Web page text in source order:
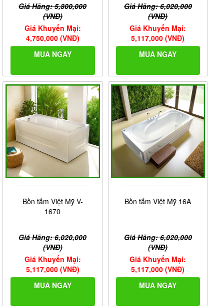
Giá Hãng: 5,800,000
(VNĐ)
Giá Khuyến Mại:
4,750,000 (VNĐ)
MUA NGAY
Giá Hãng: 6,020,000
(VNĐ)
Giá Khuyến Mại:
5,117,000 (VNĐ)
MUA NGAY
Bồn tắm Việt Mỹ V-
1670
Giá Hãng: 6,020,000
(VNĐ)
Giá Khuyến Mại:
5,117,000 (VNĐ)
MUA NGAY
Bồn tắm Việt Mỹ 16A
Giá Hãng: 6,020,000
(VNĐ)
Giá Khuyến Mại:
5,117,000 (VNĐ)
MUA NGAY